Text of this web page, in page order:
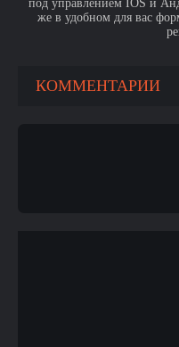
под управлением IOS и
же в удобном для вас
КОММЕНТАРИИ